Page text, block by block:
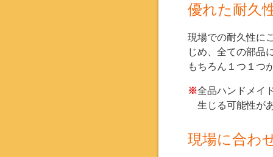
優れた耐久
現場での耐久性に
じめ、全ての部品
もちろん１つ１つ
※全品ハンドメイ
生じる可能性が
現場に合わ